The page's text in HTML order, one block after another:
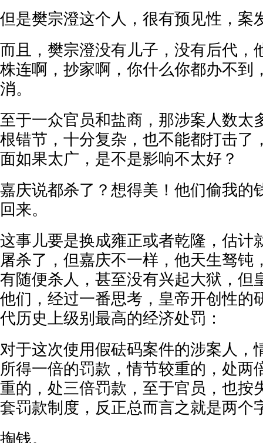
但是樊宗澄这个人，很有预见性，案
而且，樊宗澄没有儿子，没有后代，
株连啊，抄家啊，你什么你都办不到
消。
至于一众官员和盐商，那涉案人数太
根错节，十分复杂，也不能都打击了
面如果太广，是不是影响不太好？
嘉庆说都杀了？想得美！他们偷我的
回来。
这事儿要是换成雍正或者乾隆，估计
屠杀了，但嘉庆不一样，他天生驽钝
有随便杀人，甚至没有兴起大狱，但
他们，经过一番思考，皇帝开创性的
代历史上级别最高的经济处罚：
对于这次使用假砝码案件的涉案人，
所得一倍的罚款，情节较重的，处两
重的，处三倍罚款，至于官员，也按
套罚款制度，反正总而言之就是两个
掏钱。